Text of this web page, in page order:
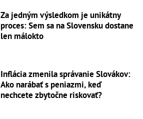
Za jedným výsledkom je unikátny
proces: Sem sa na Slovensku dostane
len málokto
Inflácia zmenila správanie Slovákov:
Ako narábať s peniazmi, keď
nechcete zbytočne riskovať?